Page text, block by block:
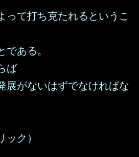
って打ち克たれるというこ
である。
ば
展がないはずでなければな
ック）